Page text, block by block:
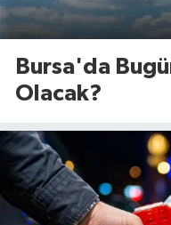
Bursa'da
Olacak?